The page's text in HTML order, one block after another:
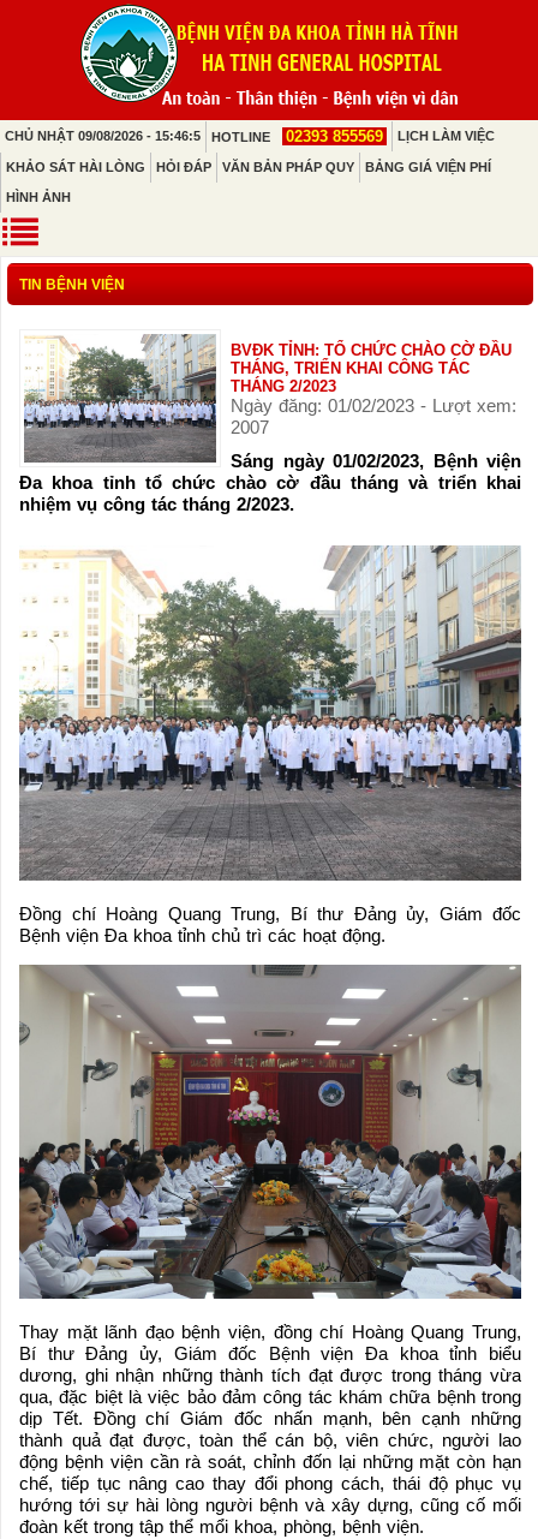
CHỦ NHẬT 09/08/2026 - 15:46:5 HOTLINE 02393 855569 LỊCH LÀM VIỆC
KHẢO SÁT HÀI LÒNG HỎI ĐÁP VĂN BẢN PHÁP QUY BẢNG GIÁ VIỆN PHÍ
HÌNH ẢNH
TIN BỆNH VIỆN
BVĐK TỈNH: TỔ CHỨC CHÀO CỜ ĐẦU
THÁNG, TRIỂN KHAI CÔNG TÁC
THÁNG 2/2023
Ngày đăng: 01/02/2023 - Lượt xem:
2007
Sáng ngày 01/02/2023, Bệnh viện
Đa khoa tỉnh tổ chức chào cờ đầu tháng và triển khai
nhiệm vụ công tác tháng 2/2023.
Đồng chí Hoàng Quang Trung, Bí thư Đảng ủy, Giám đốc
Bệnh viện Đa khoa tỉnh chủ trì các hoạt động.
Thay mặt lãnh đạo bệnh viện, đồng chí Hoàng Quang Trung,
Bí thư Đảng ủy, Giám đốc Bệnh viện Đa khoa tỉnh biểu
dương, ghi nhận những thành tích đạt được trong tháng vừa
qua, đặc biệt là việc bảo đảm công tác khám chữa bệnh trong
dịp Tết. Đồng chí Giám đốc nhấn mạnh, bên cạnh những
thành quả đạt được, toàn thể cán bộ, viên chức, người lao
động bệnh viện cần rà soát, chỉnh đốn lại những mặt còn hạn
chế, tiếp tục nâng cao thay đổi phong cách, thái độ phục vụ
hướng tới sự hài lòng người bệnh và xây dựng, cũng cố mối
đoàn kết trong tập thể mổi khoa, phòng, bệnh viện.